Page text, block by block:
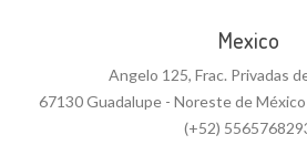
Mexico
Angelo 125, Frac. Privadas
67130 Guadalupe - Noreste de
(+52)